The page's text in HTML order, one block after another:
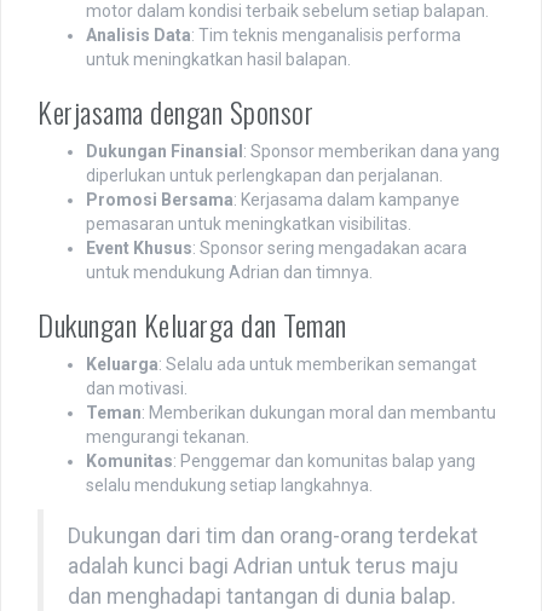
motor dalam kondisi terbaik sebelum setiap balapan.
Analisis Data: Tim teknis menganalisis performa
untuk meningkatkan hasil balapan.
Kerjasama dengan Sponsor
Dukungan Finansial : Sponsor memberikan dana yang
diperlukan untuk perlengkapan dan perjalanan.
Promosi Bersama: Kerjasama dalam kampanye
pemasaran untuk meningkatkan visibilitas.
Event Khusus: Sponsor sering mengadakan acara
untuk mendukung Adrian dan timnya.
Dukungan Keluarga dan Teman
Keluarga: Selalu ada untuk memberikan semangat
dan motivasi.
Teman: Memberikan dukungan moral dan membantu
mengurangi tekanan.
Komunitas: Penggemar dan komunitas balap yang
selalu mendukung setiap langkahnya.
Dukungan dari tim dan orang-orang terdekat
adalah kunci bagi Adrian untuk terus maju
dan menghadapi tantangan di dunia balap.